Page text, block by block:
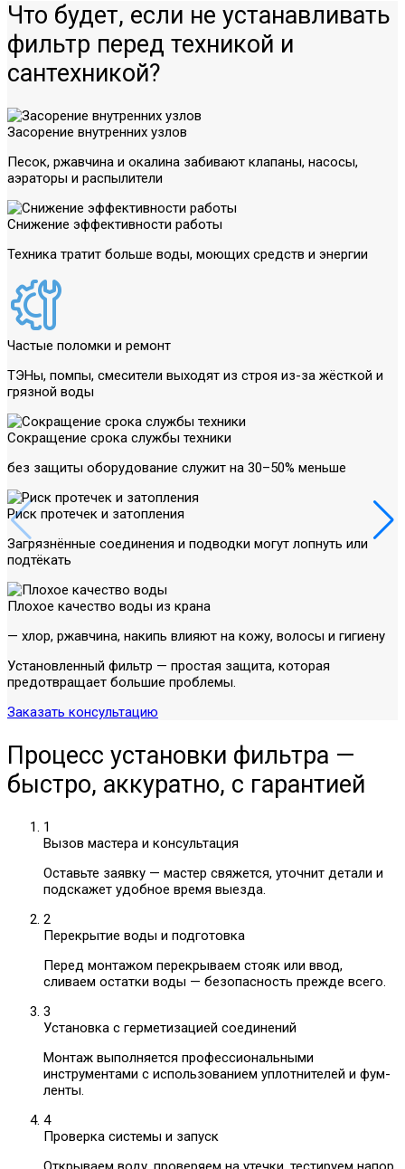
Что будет, если не устанавливать
фильтр перед техникой и
сантехникой?
Засорение внутренних узлов
Песок, ржавчина и окалина забивают клапаны, насосы,
аэраторы и распылители
Снижение эффективности работы
Техника тратит больше воды, моющих средств и энергии
Частые поломки и ремонт
ТЭНы, помпы, смесители выходят из строя из-за жёсткой и
грязной воды
Сокращение срока службы техники
без защиты оборудование служит на 30–50% меньше
Риск протечек и затопления
Загрязнённые соединения и подводки могут лопнуть или
подтёкать
Плохое качество воды из крана
— хлор, ржавчина, накипь влияют на кожу, волосы и гигиену
Установленный фильтр — простая защита, которая
предотвращает большие проблемы.
Заказать консультацию
Процесс установки фильтра —
быстро, аккуратно, с гарантией
1
Вызов мастера и консультация
Оставьте заявку — мастер свяжется, уточнит детали и
подскажет удобное время выезда.
2
Перекрытие воды и подготовка
Перед монтажом перекрываем стояк или ввод,
сливаем остатки воды — безопасность прежде всего.
3
Установка с герметизацией соединений
Монтаж выполняется профессиональными
инструментами с использованием уплотнителей и фум-
ленты.
4
Проверка системы и запуск